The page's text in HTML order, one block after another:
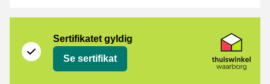
Sertifikatet gyldig
Se sertifikat